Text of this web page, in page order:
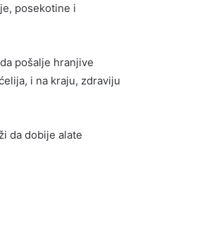
posekotine i
pošalje hranjive
i na kraju, zdraviju
da dobije alate